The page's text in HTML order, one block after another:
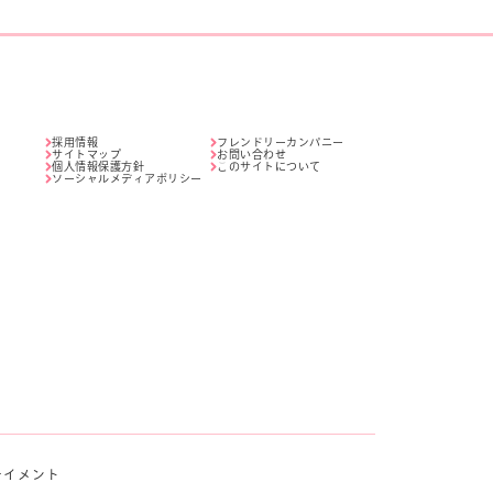
採用情報
フレンドリーカンパニー
サイトマップ
お問い合わせ
個人情報保護方針
このサイトについて
ソーシャルメディアポリシー
メント